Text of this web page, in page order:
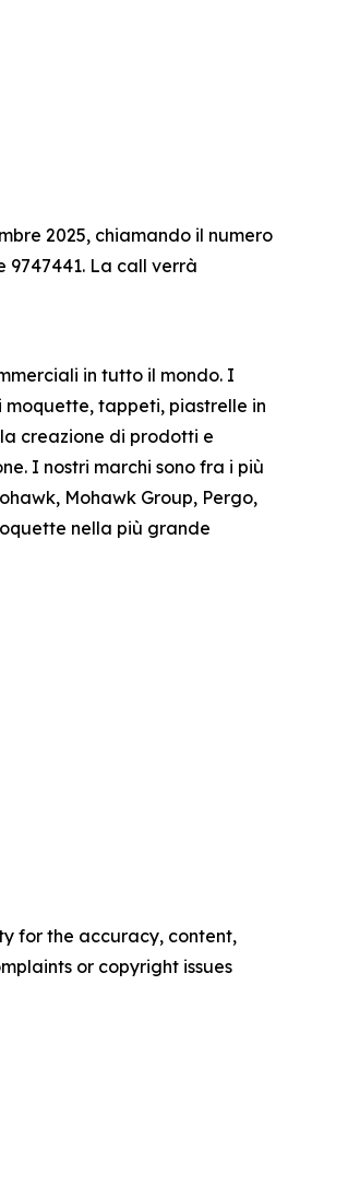
2025, chiamando il numero
9747441. La call verrà
in tutto il mondo. I
tappeti, piastrelle in
creazione di prodotti e
I nostri marchi sono fra i più
Mohawk Group, Pergo,
nella più grande
for the accuracy, content,
or copyright issues